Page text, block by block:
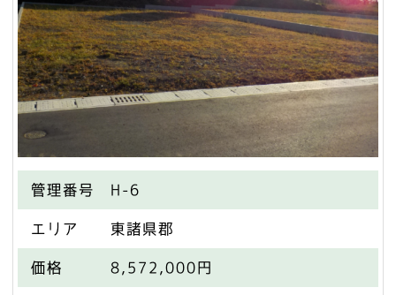
管理番号 H-6
エリア 東諸県郡
価格 8,572,000円